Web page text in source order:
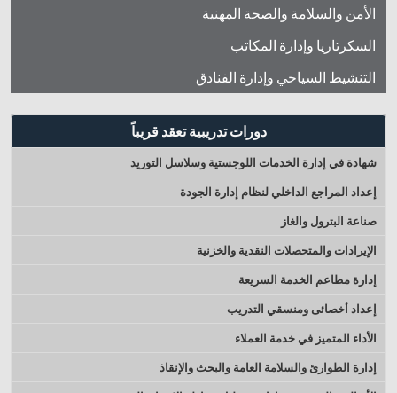
الأمن والسلامة والصحة المهنية
السكرتاريا وإدارة المكاتب
التنشيط السياحي وإدارة الفنادق
دورات تدريبية تعقد قريباً
شهادة في إدارة الخدمات اللوجستية وسلاسل التوريد
إعداد المراجع الداخلي لنظام إدارة الجودة
صناعة البترول والغاز
الإيرادات والمتحصلات النقدية والخزنية
إدارة مطاعم الخدمة السريعة
إعداد أخصائى ومنسقي التدريب
الأداء المتميز في خدمة العملاء
إدارة الطوارئ والسلامة العامة والبحث والإنقاذ